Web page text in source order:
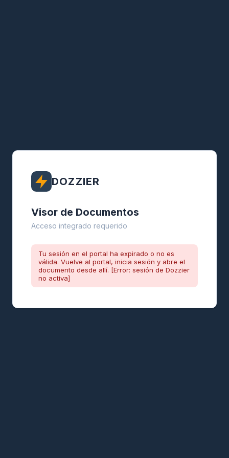
DOZZIER
Visor de Documentos
Acceso integrado requerido
Tu sesión en el portal ha expirado o no es
válida. Vuelve al portal, inicia sesión y abre el
documento desde allí. [Error: sesión de Dozzier
no activa]